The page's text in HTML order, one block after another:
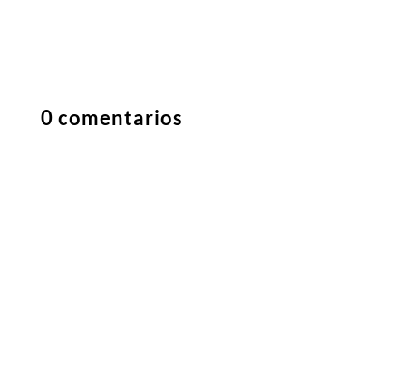
0 comentarios